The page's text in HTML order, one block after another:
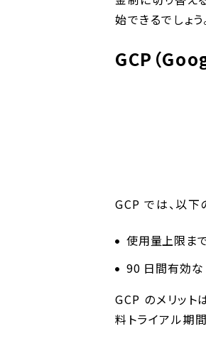
始できるでしょう
GCP（
GCP では、以
使用量上限ま
90 日間有効な
GCP のメリット
料トライアル期